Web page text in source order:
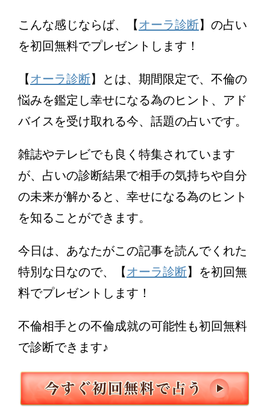
こんな感じならば、【オーラ診断】の占い
を初回無料でプレゼントします！
【オーラ診断】とは、期間限定で、不倫の
悩みを鑑定し幸せになる為のヒント、アド
バイスを受け取れる今、話題の占いです。
雑誌やテレビでも良く特集されています
が、占いの診断結果で相手の気持ちや自分
の未来が解かると、幸せになる為のヒント
を知ることができます。
今日は、あなたがこの記事を読んでくれた
特別な日なので、【オーラ診断】を初回無
料でプレゼントします！
不倫相手との不倫成就の可能性も初回無料
で診断できます♪